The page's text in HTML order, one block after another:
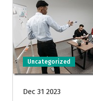
Uncategorized
Dec 31 2023